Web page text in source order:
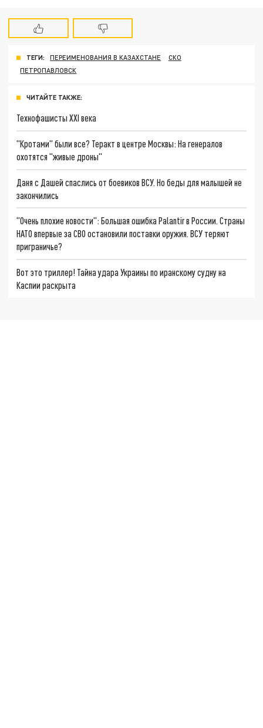
ТЕГИ: ПЕРЕИМЕНОВАНИЯ В КАЗАХСТАНЕ
СКО
ПЕТРОПАВЛОВСК
ЧИТАЙТЕ ТАКЖЕ:
Технофашисты XXI века
"Кротами" были все? Теракт в центре Москвы: На генералов
охотятся "живые дроны"
Даня с Дашей спаслись от боевиков ВСУ. Но беды для малышей не
закончились
"Очень плохие новости": Большая ошибка Palantir в России. Страны
НАТО впервые за СВО остановили поставки оружия. ВСУ теряют
приграничье?
Вот это триллер! Тайна удара Украины по иранскому судну на
Каспии раскрыта